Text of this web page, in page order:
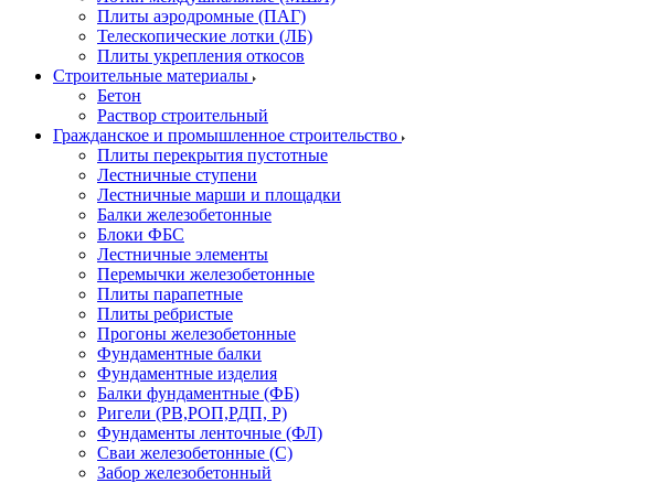
Плиты аэродромные (ПАГ)
Телескопические лотки (ЛБ)
Плиты укрепления откосов
Строительные материалы
Бетон
Раствор строительный
Гражданское и промышленное строительство
Плиты перекрытия пустотные
Лестничные ступени
Лестничные марши и площадки
Балки железобетонные
Блоки ФБС
Лестничные элементы
Перемычки железобетонные
Плиты парапетные
Плиты ребристые
Прогоны железобетонные
Фундаментные балки
Фундаментные изделия
Балки фундаментные (ФБ)
Ригели (РВ,РОП,РДП, Р)
Фундаменты ленточные (ФЛ)
Сваи железобетонные (С)
Забор железобетонный